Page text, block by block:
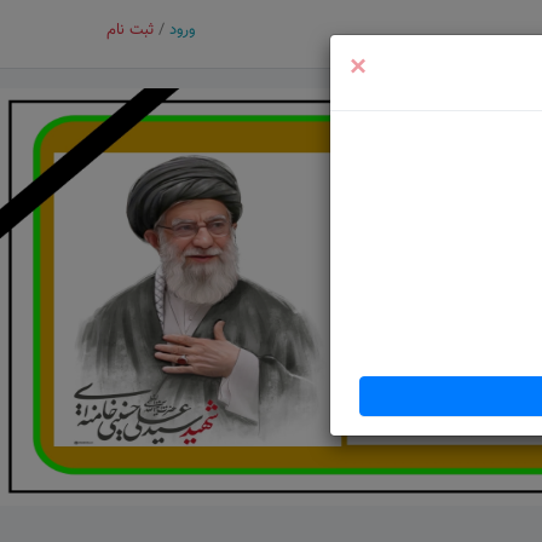
ورود / ثبت نام
×